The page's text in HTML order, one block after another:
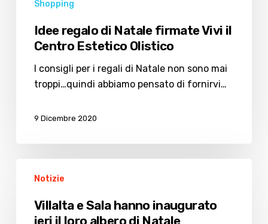
Shopping
Idee regalo di Natale firmate Vivi il
Centro Estetico Olistico
I consigli per i regali di Natale non sono mai
troppi…quindi abbiamo pensato di fornirvi…
9 Dicembre 2020
hanno
Notizie
Villalta e Sala hanno inaugurato
ieri il loro albero di Natale